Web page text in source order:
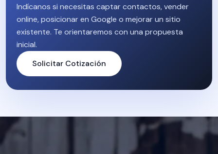
Indícanos si necesitas captar contactos, vender
online, posicionar en Google o mejorar un sitio
existente. Te orientaremos con una propuesta
inicial.
Solicitar Cotización